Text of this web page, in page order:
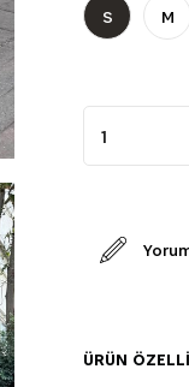
S M
ÜRÜN